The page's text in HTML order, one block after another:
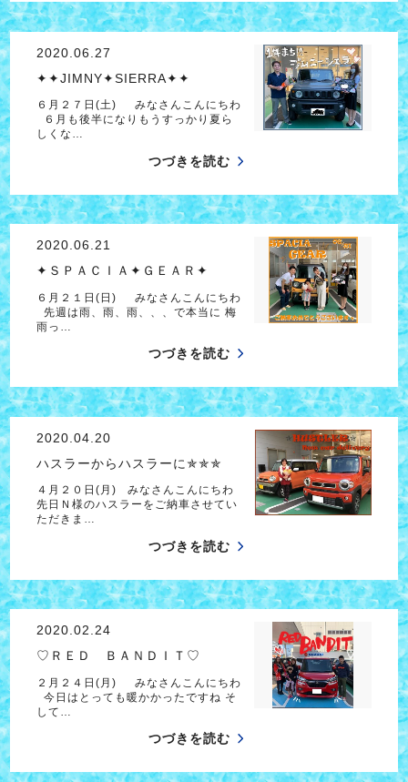
2020.06.27
✦✦JIMNY✦SIERRA✦✦
６月２７日(土) みなさんこんにちわ
６月も後半になりもうすっかり夏ら
しくな…
つづきを読む
2020.06.21
✦ＳＰＡＣＩＡ✦ＧＥＡＲ✦
６月２１日(日) みなさんこんにちわ
先週は雨、雨、雨、、、で本当に 梅
雨っ…
つづきを読む
2020.04.20
ハスラーからハスラーに✯✯✯
４月２０日(月) みなさんこんにちわ
先日Ｎ様のハスラーをご納車させてい
ただきま…
つづきを読む
2020.02.24
♡ＲＥＤ ＢＡＮＤＩＴ♡
２月２４日(月) みなさんこんにちわ
今日はとっても暖かかったですね そ
して…
つづきを読む